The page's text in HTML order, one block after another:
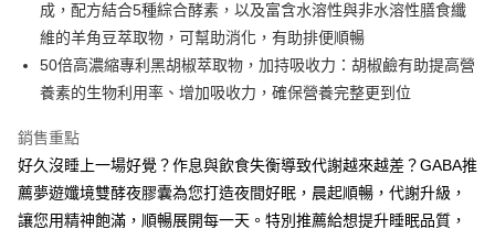
2.基於同意付款使用「大哥付你分期」之契約關係目的，商店將以您的個人
由本公司與您本人進行分期帳單所需資料之確認、核對及更正。
3.完整用戶服務條款，請詳閱以下連結：https://oppay.tw/userRule
※ 交易是否成功請以「AFTEE先享後付 」之結帳頁面顯示為準，若有關於
是否繳費成功／繳費後需取消欲退款等相關疑問，請聯繫「AFTEE先享後付
客戶支援中心」
https://netprotections.freshdesk.com/support/home
【注意事項】
易，需依本服務之必要範圍內提供個人資料，並將交易相關給付款項請求債
２．關於個人資料處理事宜，請瀏覽以下網址：
https://aftee.tw/terms/#terms3
３．未成年的使用者請事先徵得法定代理人或監護人之同意方可使用
萊爾富取貨付款
每筆NT$60，滿NT$1,000(含以上)免運費
付款後萊爾富取貨
7-11取貨付款
每筆NT$60，滿NT$699(含以上)免運費
付款後7-11取貨
成，配方結合5種綜合酵素，以及富含水溶性與非水溶性膳食纖
維的羊角豆萃取物，可幫助消化，有助排便順暢
50倍高濃縮專利黑胡椒萃取物，加持吸收力：胡椒鹼有助提高營
養素的生物利用率、增加吸收力，確保營養完整更到位
銷售重點
好久沒睡上一場好覺？作息與飲食失衡導致代謝越來越差？GABA推
薦夢遊孅境雙酵夜膠囊為您打造夜間好眠，晨起順暢，代謝升級，
讓您用精神飽滿，順暢展開每一天。特別推薦給想提升睡眠品質，